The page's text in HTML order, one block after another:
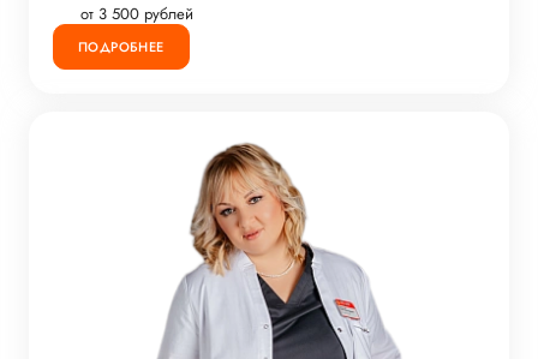
от 3 500 рублей
ПОДРОБНЕЕ